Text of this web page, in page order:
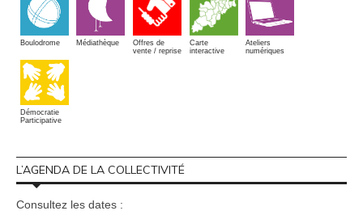
Boulodrome Médiathèque
Offres de
vente / reprise
Carte
interactive
Ateliers
numériques
Démocratie
Participative
L’AGENDA DE LA COLLECTIVITÉ
Consultez les dates :